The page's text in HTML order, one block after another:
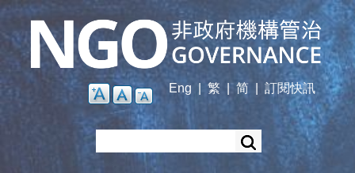
Skip
main
content
Eng
繁 | 简 訂閱快訊